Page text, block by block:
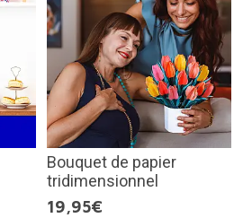
Bouquet de papier
tridimensionnel
19,95€